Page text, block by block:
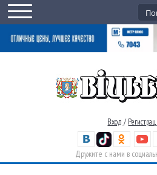
Вход /
Дружите с нами в